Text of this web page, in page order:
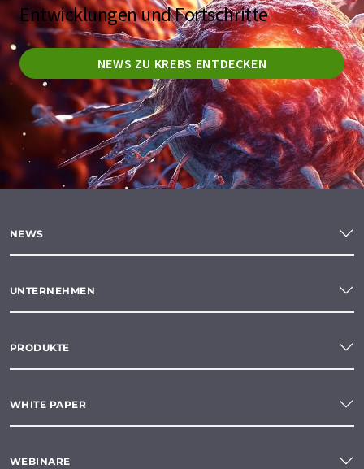
Entwicklungen und Fortschritte
NEWS ZU KREBS ENTDECKEN
NEWS
UNTERNEHMEN
PRODUKTE
WHITE PAPER
WEBINARE